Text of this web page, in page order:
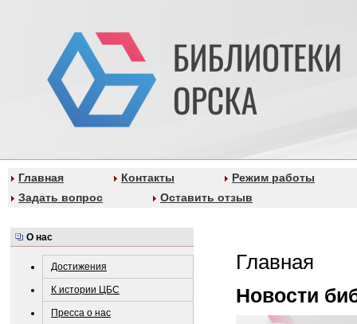
Главная Контакты
Режим работы
Задать вопрос
Оставить отзыв
О нас
Достижения
К истории ЦБС
Пресса о нас
Главная
Новости